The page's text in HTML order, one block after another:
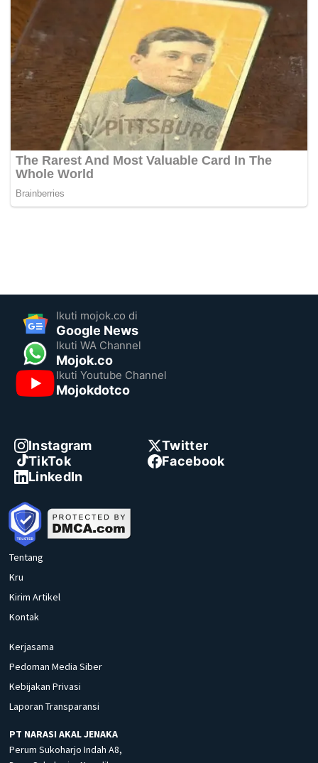
Ikuti mojok.co di
Google News
Ikuti WA Channel
Mojok.co
Ikuti Youtube Channel
Mojokdotco
Instagram
Twitter
TikTok
Facebook
LinkedIn
Tentang
Kru
Kirim Artikel
Kontak
Kerjasama
Pedoman Media Siber
Kebijakan Privasi
Laporan Transparansi
PT NARASI AKAL JENAKA
Perum Sukoharjo Indah A8,